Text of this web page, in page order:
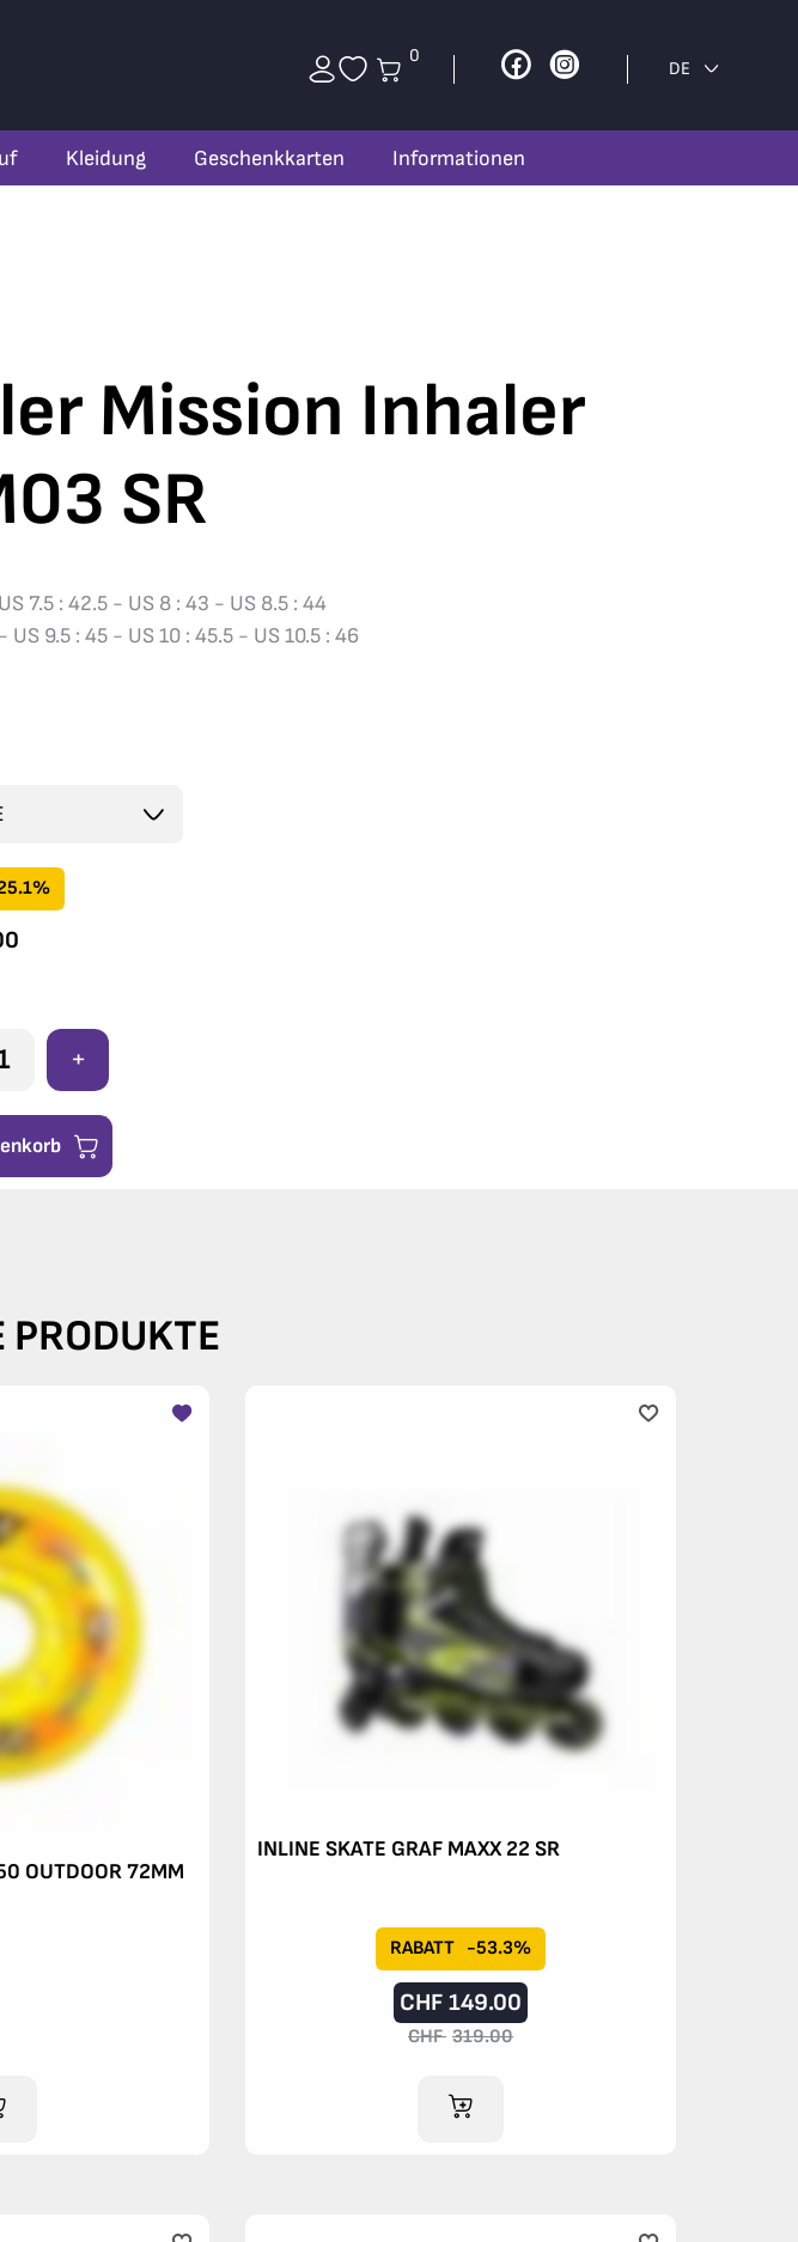
Kleidung Geschenkkarten Informationen
0 Facebook
Instagram
DE
Mission Inhaler
SR
7.5 : 42.5 - US 8 : 43 - US 8.5 : 44
US 9.5 : 45 - US 10 : 45.5 - US 10.5 : 46
+
PRODUKTE
OUTDOOR 72MM
INLINE SKATE GRAF MAXX 22 SR
RABATT -53.3%
CHF 149.00
CHF 319.00
IM WARENKORB